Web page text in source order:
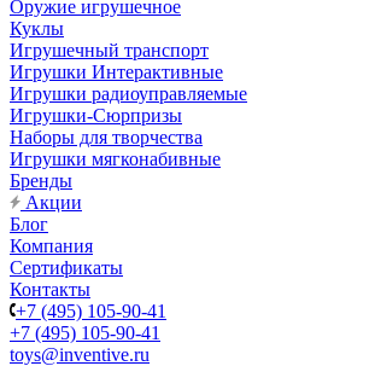
Оружие игрушечное
Куклы
Игрушечный транспорт
Игрушки Интерактивные
Игрушки радиоуправляемые
Игрушки-Сюрпризы
Наборы для творчества
Игрушки мягконабивные
Бренды
Акции
Блог
Компания
Сертификаты
Контакты
+7 (495) 105-90-41
+7 (495) 105-90-41
toys@inventive.ru